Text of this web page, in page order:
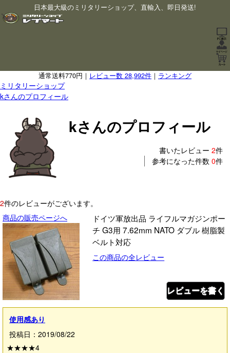
日本最大級のミリタリーショップ、直輸入、即日発送!
通常送料770円｜ レビュー数 28,992件 ｜ ランキング
ミリタリーショップ
kさんのプロフィール
kさんのプロフィール
書いたレビュー 2件
参考になった件数 0件
2件のレビューがございます。
商品の販売ページへ
ドイツ軍放出品 ライフルマガジンポー
チ G3用 7.62mm NATO ダブル 樹脂製
ベルト対応
この商品の全レビュー
レビューを書く
使用感あり
投稿日：2019/08/22
★★★★4